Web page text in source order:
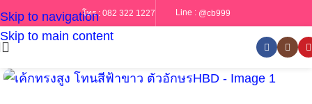
Skip to navigation
Skip to main content
โทร : 082 322 1227 Line : @cb999